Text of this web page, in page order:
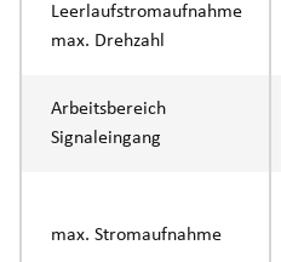
Leerlaufstromaufnahme
max. Drehzahl
Arbeitsbereich
Signaleingang
max. Stromaufnahme